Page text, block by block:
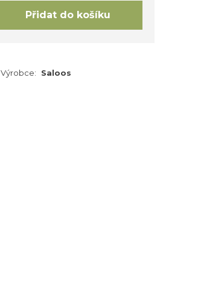
Přidat do košíku
Výrobce:
Saloos